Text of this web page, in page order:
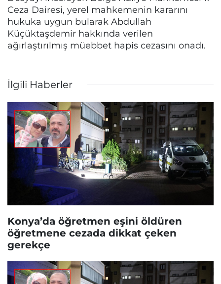
Ceza Dairesi, yerel mahkemenin kararını
hukuka uygun bularak Abdullah
Küçüktaşdemir hakkında verilen
ağırlaştırılmış müebbet hapis cezasını onadı.
İlgili Haberler
Konya’da öğretmen eşini öldüren
öğretmene cezada dikkat çeken
gerekçe